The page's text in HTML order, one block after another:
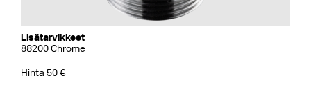
Lisätarvikkeet
88200 Chrome
Hinta 50 €